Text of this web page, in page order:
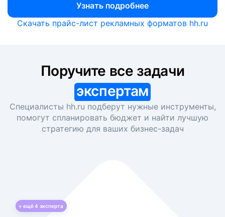
Узнать подробнее
Скачать прайс-лист рекламных форматов hh.ru
экспертам
Специалисты hh.ru подберут нужные инструменты,
помогут спланировать бюджет и найти лучшую
стратегию для ваших бизнес-задач
+ ещё4 эксперта